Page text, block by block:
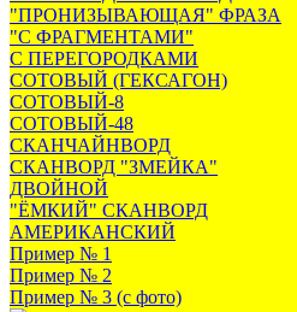
"ПРОНИЗЫВАЮЩАЯ" ФРАЗА
"С ФРАГМЕНТАМИ"
С ПЕРЕГОРОДКАМИ
СОТОВЫЙ (ГЕКСАГОН)
СОТОВЫЙ-8
СОТОВЫЙ-48
СКАНЧАЙНВОРД
СКАНВОРД "ЗМЕЙКА"
ДВОЙНОЙ
"ЁМКИЙ" СКАНВОРД
АМЕРИКАНСКИЙ
Пример № 1
Пример № 2
Пример № 3 (с фото)